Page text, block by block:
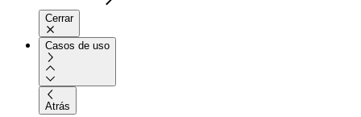
Cerrar
Casos de uso
Atrás